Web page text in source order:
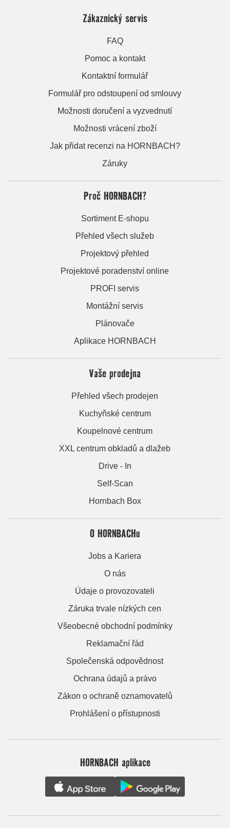
Zákaznický servis
FAQ
Pomoc a kontakt
Kontaktní formulář
Formulář pro odstoupení od smlouvy
Možnosti doručení a vyzvednutí
Možnosti vrácení zboží
Jak přidat recenzi na HORNBACH?
Záruky
Proč HORNBACH?
Sortiment E-shopu
Přehled všech služeb
Projektový přehled
Projektové poradenství online
PROFI servis
Montážní servis
Plánovače
Aplikace HORNBACH
Vaše prodejna
Přehled všech prodejen
Kuchyňské centrum
Koupelnové centrum
XXL centrum obkladů a dlažeb
Drive - In
Self-Scan
Hornbach Box
O HORNBACHu
Jobs a Kariera
O nás
Údaje o provozovateli
Záruka trvale nízkých cen
Všeobecné obchodní podmínky
Reklamační řád
Společenská odpovědnost
Ochrana údajů a právo
Zákon o ochraně oznamovatelů
Prohlášení o přístupnosti
HORNBACH aplikace